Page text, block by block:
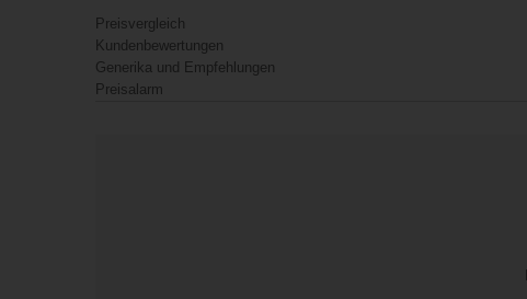
Preisvergleich
Kundenbewertungen
Generika und Empfehlungen
Preisalarm